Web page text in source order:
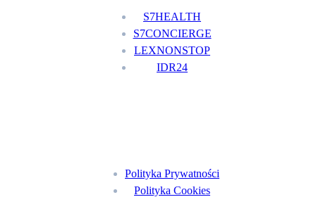
S7HEALTH
S7CONCIERGE
LEXNONSTOP
IDR24
Polityka Prywatności
Polityka Cookies